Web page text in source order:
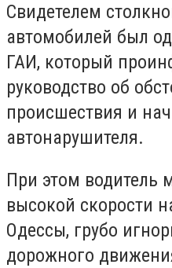
Свидетелем
автомобилей был
ГАИ, который
руководство об
происшествия и
автонарушителя.
При этом водитель
высокой скорости
Одессы, грубо
дорожного